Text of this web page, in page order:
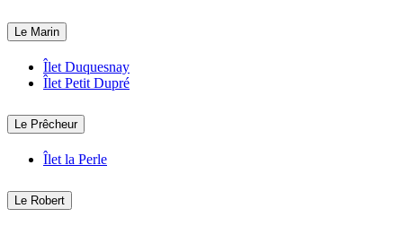
Le Marin
Îlet Duquesnay
Îlet Petit Dupré
Le Prêcheur
Îlet la Perle
Le Robert